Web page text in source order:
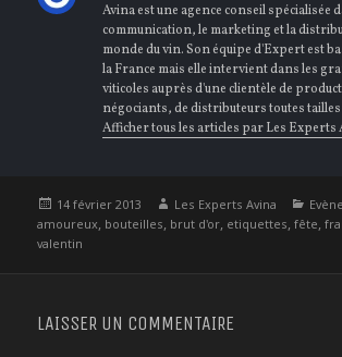
Avina est une agence conseil spécialisée
communication, le marketing et la
monde du vin. Son équipe d'Expert est
la France mais elle intervient dans les
viticoles auprès d'une clientèle de
négociants, de distributeurs toutes
Afficher tous les articles par Les Experts
Publié
le
14 février 2013 Auteur
Les Experts Avina
amoureux, bouteilles, brut d'or, etiquettes,fête,
valentin
LAISSER UN COMMENTAIRE